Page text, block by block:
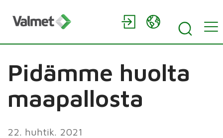
Pidämme huolta
maapallosta
22. huhtik. 2021